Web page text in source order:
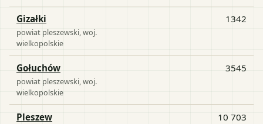
Gizałki
powiat pleszewski , woj.
wielkopolskie
1342
Gołuchów
powiat pleszewski , woj.
wielkopolskie
3545
Pleszew 10 703